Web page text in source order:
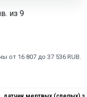
из 9
от 16 807 до 37 536 RUB.